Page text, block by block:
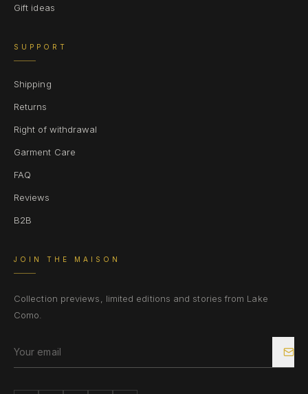
Gift ideas
SUPPORT
Shipping
Returns
Right of withdrawal
Garment Care
FAQ
Reviews
B2B
JOIN THE MAISON
Collection previews, limited editions and stories from Lake
Como.